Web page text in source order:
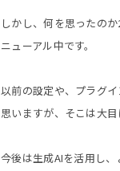
しかし、何を思ったの
ニューアル中です。
以前の設定や、プラグ
思いますが、そこは大
今後は生成AIを活用し